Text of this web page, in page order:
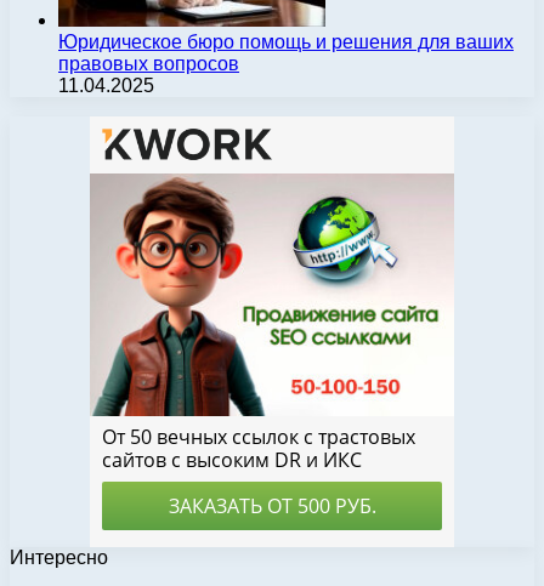
Юридическое бюро помощь и решения для ваших
правовых вопросов
11.04.2025
Интересно